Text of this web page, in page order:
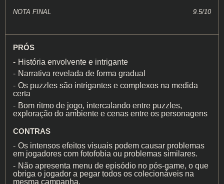
NOTA FINAL 9.5/10
PRÓS
História envolvente e intrigante
Narrativa revelada de forma gradual
Os puzzles são intrigantes e complexos na medida
certa
Bom ritmo de jogo, intercalando entre puzzles,
exploração do ambiente e cenas entre os personagens
CONTRAS
Os intensos efeitos visuais podem causar problemas
em jogadores com fotofobia ou problemas similares.
Não apresenta menu de episódio no pós-game, o que
obriga o jogador a pegar todos os colecionáveis na
mesma campanha.